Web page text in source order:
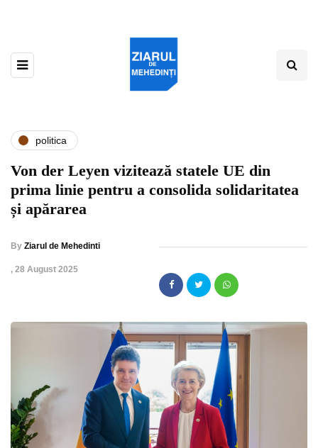
politica
Von der Leyen vizitează statele UE din
prima linie pentru a consolida solidaritatea
și apărarea
By Ziarul de Mehedinti
, 28 August 2025